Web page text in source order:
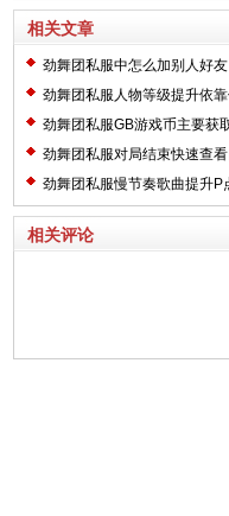
相关文章
劲舞团私服中怎么加别人好友
劲舞团私服人物等级提升依靠
劲舞团私服GB游戏币主要获
劲舞团私服对局结束快速查
劲舞团私服慢节奏歌曲提升P
相关评论